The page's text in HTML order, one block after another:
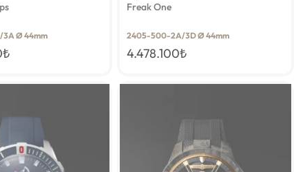
Ø 44mm
₺
Freak One
2405-500-2A/3D Ø 44mm
4.478.100₺